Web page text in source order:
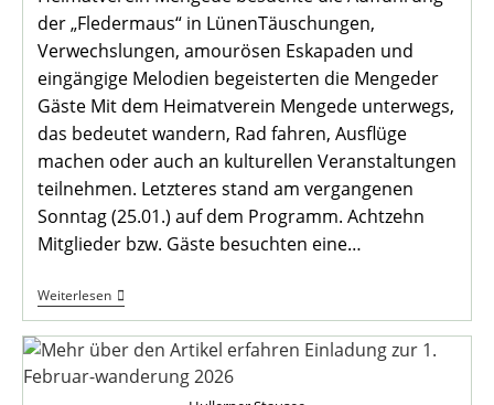
der „Fledermaus“ in LünenTäuschungen,
Verwechslungen, amourösen Eskapaden und
eingängige Melodien begeisterten die Mengeder
Gäste Mit dem Heimatverein Mengede unterwegs,
das bedeutet wandern, Rad fahren, Ausflüge
machen oder auch an kulturellen Veranstaltungen
teilnehmen. Letzteres stand am vergangenen
Sonntag (25.01.) auf dem Programm. Achtzehn
Mitglieder bzw. Gäste besuchten eine…
WeiterlesenHeimatverein
Besucht
Fledermaus